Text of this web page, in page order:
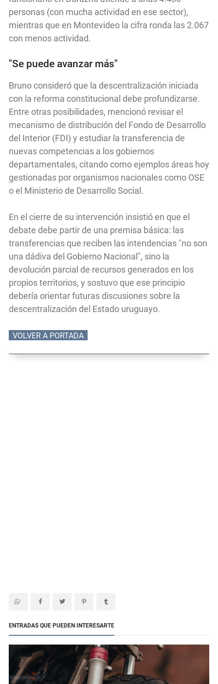
personas (con mucha actividad en ese sector),
mientras que en Montevideo la cifra ronda las 2.067
con menos actividad.
"Se puede avanzar más"
Bruno consideró que la descentralización iniciada
con la reforma constitucional debe profundizarse.
Entre otras posibilidades, mencionó revisar el
mecanismo de distribución del Fondo de Desarrollo
del Interior (FDI) y estudiar la transferencia de
nuevas competencias a los gobiernos
departamentales, citando como ejemplos áreas hoy
gestionadas por organismos nacionales como OSE
o el Ministerio de Desarrollo Social.
En el cierre de su intervención insistió en que el
debate debe partir de una premisa básica: las
transferencias que reciben las intendencias "no son
una dádiva del Gobierno Nacional", sino la
devolución parcial de recursos generados en los
propios territorios, y sostuvo que ese principio
debería orientar futuras discusiones sobre la
descentralización del Estado uruguayo.
VOLVER A PORTADA
ENTRADAS QUE PUEDEN INTERESARTE